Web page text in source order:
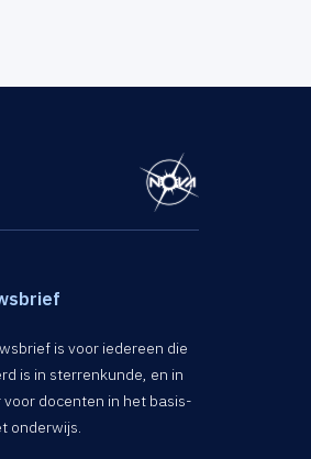
is voor iedereen die
is in sterrenkunde, en in
docenten in het basis-
onderwijs.